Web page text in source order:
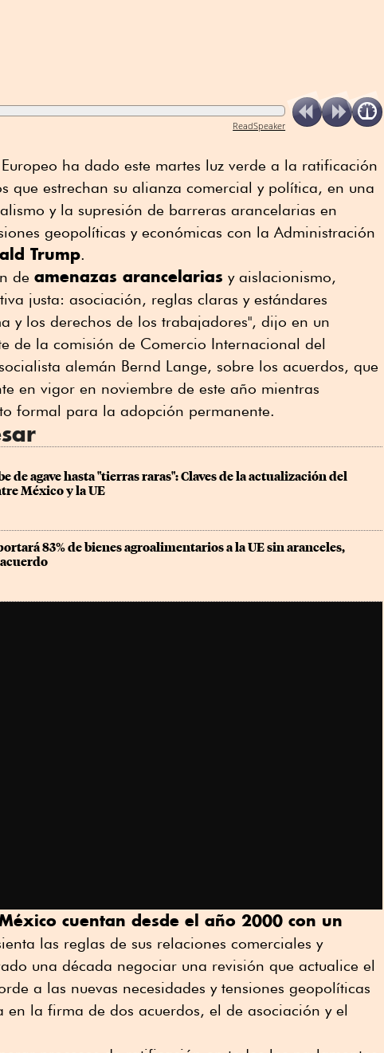
ReadSpeaker
ha dado este martes luz verde a la ratificación
que estrechan su alianza comercial y política, en una
y la supresión de barreras arancelarias en
geopolíticas y económicas con la Administración
Trump.
de amenazas arancelarias y aislacionismo,
justa: asociación, reglas claras y estándares
y los derechos de los trabajadores", dijo en un
de la comisión de Comercio Internacional del
alemán Bernd Lange, sobre los acuerdos, que
en vigor en noviembre de este año mientras
formal para la adopción permanente.
de agave hasta "tierras raras": Claves de la actualización del
México y la UE
83% de bienes agroalimentarios a la UE sin aranceles,
cuentan desde el año 2000 con un
las reglas de sus relaciones comerciales y
una década negociar una revisión que actualice el
a las nuevas necesidades y tensiones geopolíticas
en la firma de dos acuerdos, el de asociación y el